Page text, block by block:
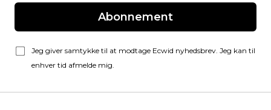
Abonnement
Jeg giver samtykke til at modtage Ecwid nyhedsbrev. Jeg kan til
enhver tid afmelde mig.